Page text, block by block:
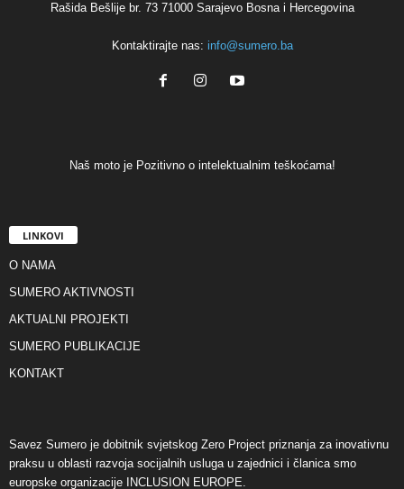
Rašida Bešlije br. 73 71000 Sarajevo Bosna i Hercegovina
Kontaktirajte nas: info@sumero.ba
Naš moto je Pozitivno o intelektualnim teškoćama!
LINKOVI
O NAMA
SUMERO AKTIVNOSTI
AKTUALNI PROJEKTI
SUMERO PUBLIKACIJE
KONTAKT
Savez Sumero je dobitnik svjetskog Zero Project priznanja za inovativnu
praksu u oblasti razvoja socijalnih usluga u zajednici i članica smo
europske organizacije INCLUSION EUROPE.